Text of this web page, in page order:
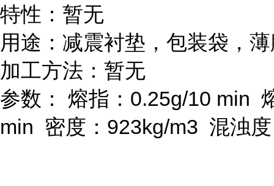
特性：暂无
用途：减震衬垫，包装袋，
加工方法：暂无
参数：
熔指： 0.25g/10 min
min 密度： 923kg/m3 混浊